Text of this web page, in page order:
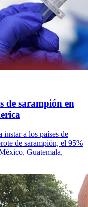
de sarampión en
a los países de
de sarampión, el 95%
Guatemala,